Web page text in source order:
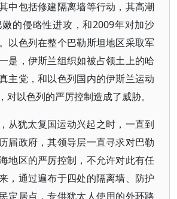
中包括修建隔离墙等行动，其高潮
的侵略性进攻，和2009年对加沙
以色列在整个巴勒斯坦地区采取军
是，伊斯兰组织如被占领土上的哈
主党，和以色列国内的伊斯兰运动
对以色列的严厉控制造成了威胁。
从犹太复国运动兴起之时，一直到
届政府，其领导层一直寻求对巴勒
地区的严厉控制，不允许对此有任
，通过遍布于四处的隔离墙、防护
定居点，专供犹太人使用的外环路